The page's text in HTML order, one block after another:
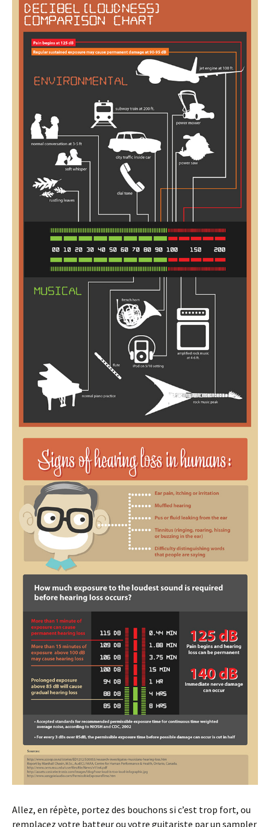
Allez, en répète, portez des bouchons si c’est trop fort, ou
remplacez votre batteur ou votre guitariste par un sampler